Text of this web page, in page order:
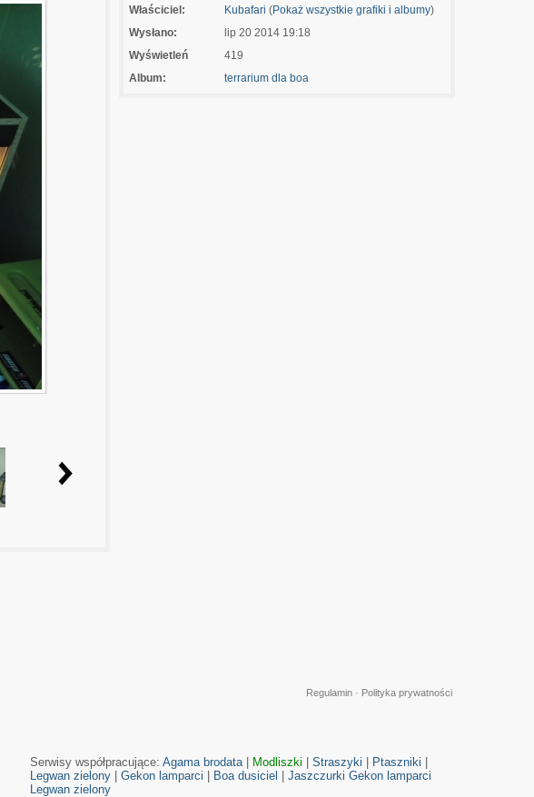
Właściciel: Kubafari (Pokaż wszystkie grafiki i albumy)
Wysłano:
lip 20 2014 19:18
Wyświetleń
419
Album:
terrarium dla boa
Polityka prywatności
Regulamin·
Serwisy współpracujące: Agama brodata| Modliszki Straszyki Ptaszniki
Legwan zielony| Gekon lamparci Boa dusiciel Jaszczurki Gekon lamparci
Legwan zielony